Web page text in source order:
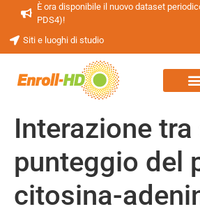
È ora disponibile il nuovo dataset
PDS4)!
Siti e luoghi di studio
Interazione
punteggio del
citosina-